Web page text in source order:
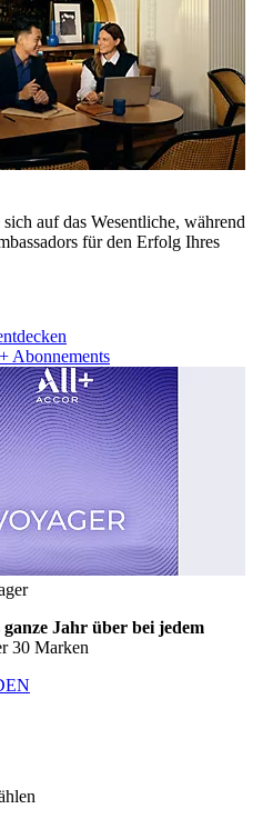
auf das Wesentliche, während
für den Erfolg Ihres
Abonnements
Jahr über bei jedem
30 Marken